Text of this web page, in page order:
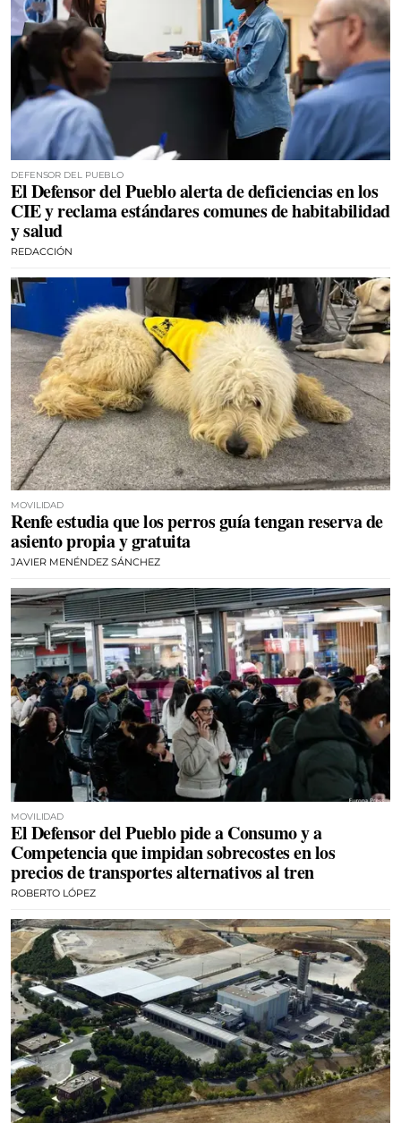
DEFENSOR DEL PUEBLO
El Defensor del Pueblo alerta de deficiencias en los
CIE y reclama estándares comunes de habitabilidad
y salud
REDACCIÓN
MOVILIDAD
Renfe estudia que los perros guía tengan reserva de
asiento propia y gratuita
JAVIER MENÉNDEZ SÁNCHEZ
MOVILIDAD
El Defensor del Pueblo pide a Consumo y a
Competencia que impidan sobrecostes en los
precios de transportes alternativos al tren
ROBERTO LÓPEZ